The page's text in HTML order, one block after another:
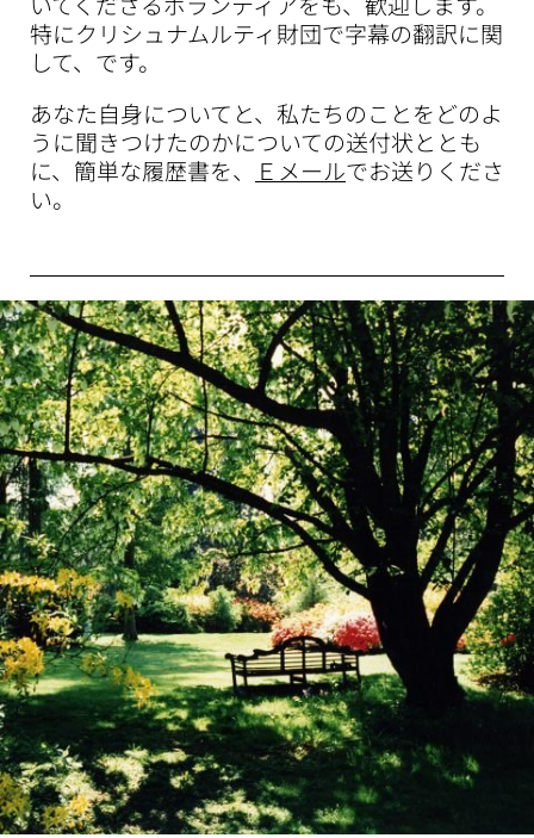
特にクリシュナムルティ財団で字幕の翻訳に関
して、です。
あなた自身についてと、私たちのことをどのよ
うに聞きつけたのかについての送付状ととも
に、簡単な履歴書を、
Ｅメールでお送りくださ
い。